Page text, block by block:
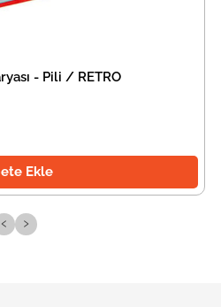
- Pili / RETRO
Ekle
‹ ›